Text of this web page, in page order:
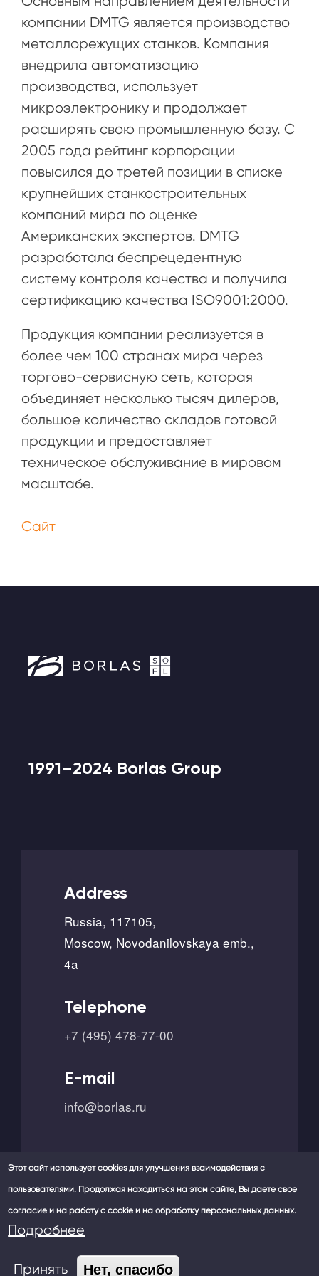
компании DMTG является производство
металлорежущих станков. Компания
внедрила автоматизацию
производства, использует
микроэлектронику и продолжает
расширять свою промышленную базу. С
2005 года рейтинг корпорации
повысился до третей позиции в списке
крупнейших станкостроительных
компаний мира по оценке
Американских экспертов. DMTG
разработала беспрецедентную
систему контроля качества и получила
сертификацию качества ISO9001:2000.
Продукция компании реализуется в
более чем 100 странах мира через
торгово-сервисную сеть, которая
объединяет несколько тысяч дилеров,
большое количество складов готовой
продукции и предоставляет
техническое обслуживание в мировом
масштабе.
Сайт
1991–2024 Borlas Group
Address
Russia, 117105,
Moscow, Novodanilovskaya emb.,
4a
Telephone
+7 (495) 478-77-00
E-mail
info@borlas.ru
Our social networks -
Этот сайт использует cookies для улучшения взаимодействия с
пользователями. Продолжая находиться на этом сайте, Вы даете свое
согласие и на работу с cookie и на обработку персональных данных.
Подробнее
Принять Нет, спасибо